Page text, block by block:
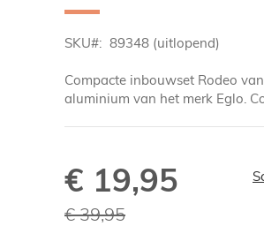
SKU 89348 (uitlopend)
Compacte inbouwset Rodeo
aluminium van het merk Eglo.
Speciale
prijs
€ 19,95
€ 39,95